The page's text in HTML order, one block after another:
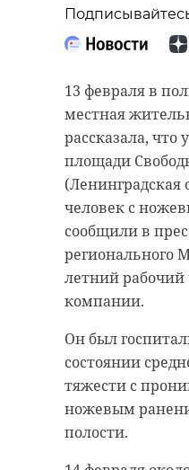
13 февраля в
местная
рассказала, что
площади
(Ленинградская
человек с
сообщили в
регионального
летний рабочий
компании.
Он был
состоянии
тяжести с
ножевым
полости.
13 февраля в
(Всеволожский
Ленинградской
подъезда в
Петровскому
состоянии был
35-летний
рассказал
мужчину напал
У жителя Мурино
ушибленную
области и
черепа.
В больнице
из
под
15 февраля 2021, 09:59
губернатор
области
поделился на
странице в
снятыми в
Выборгом. На